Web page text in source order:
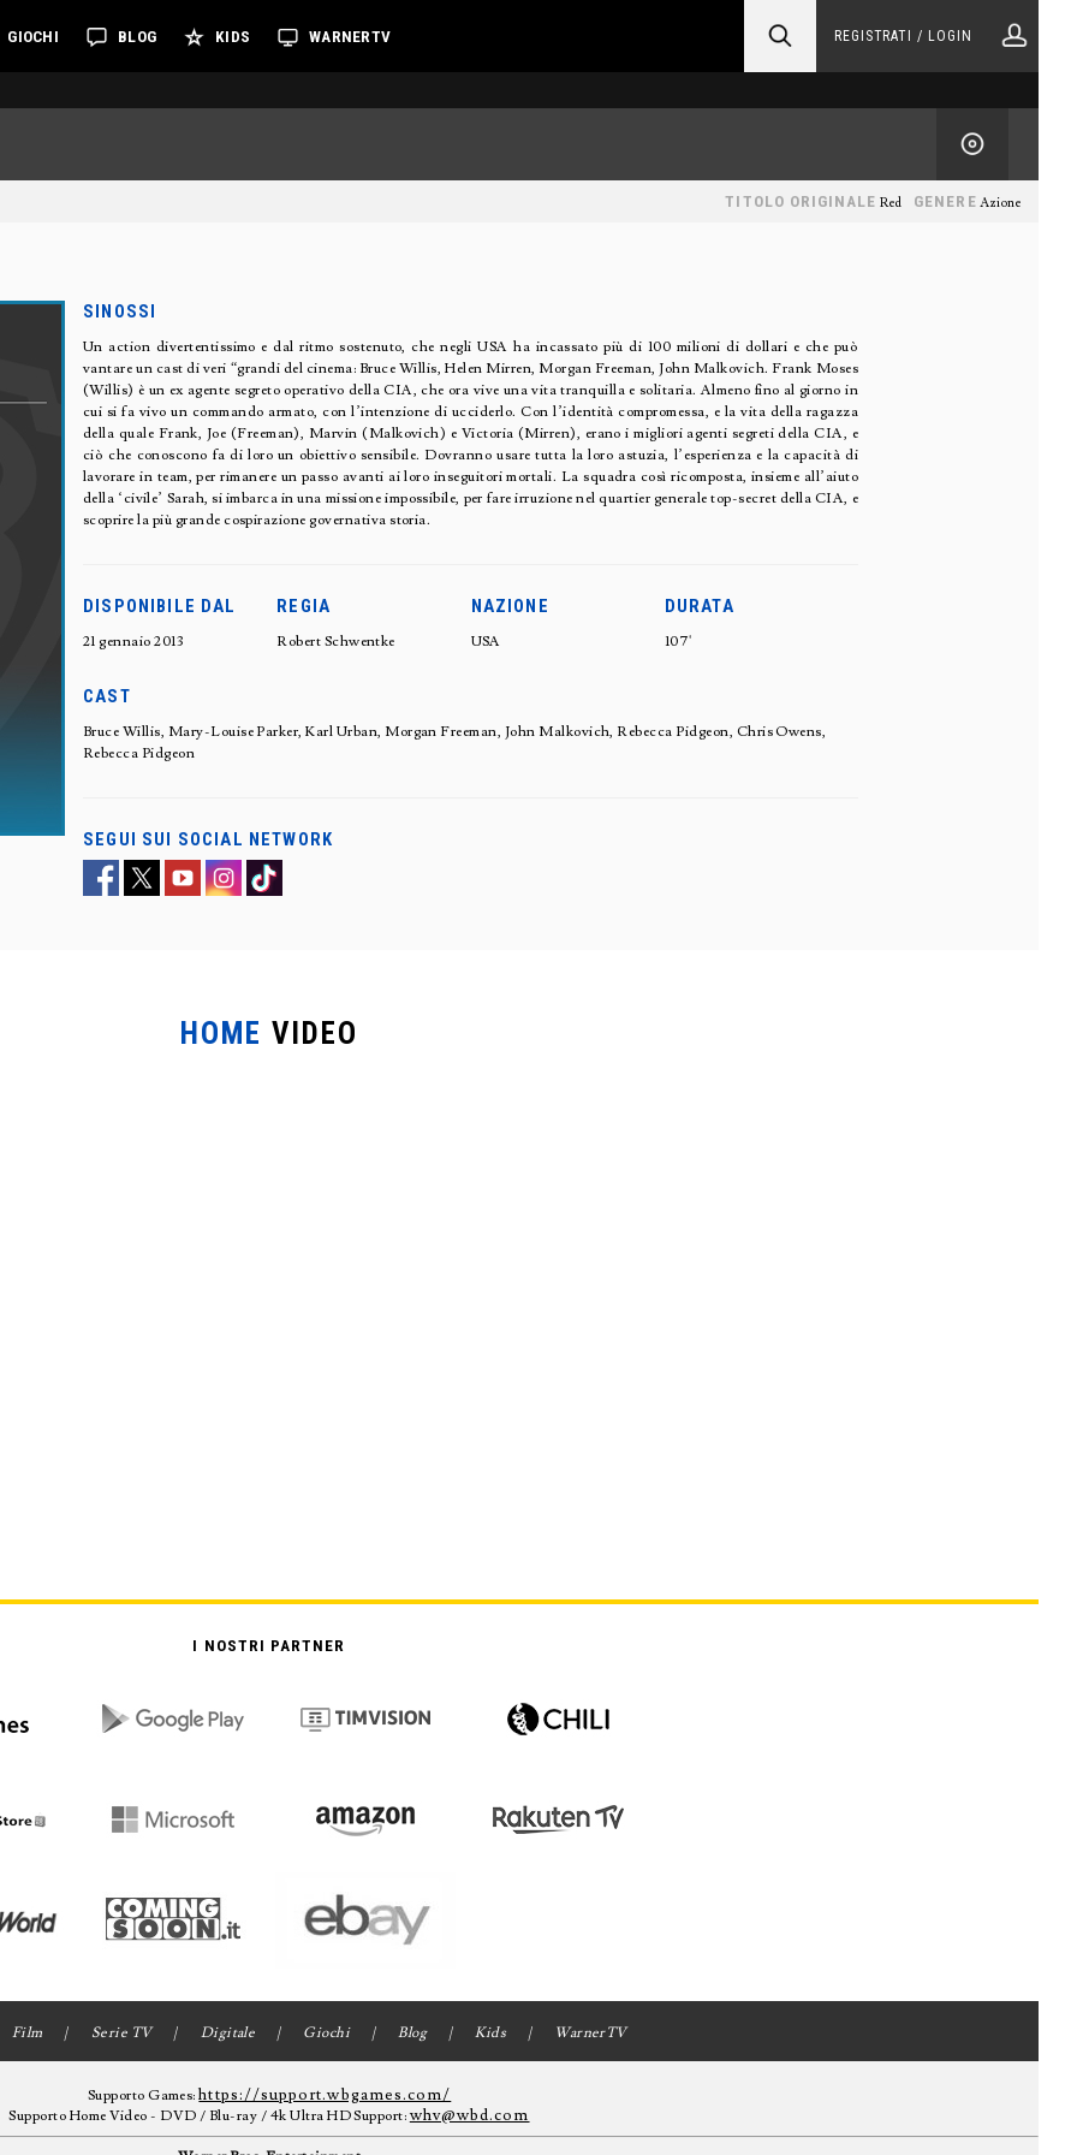
GIOCHI BLOG KIDS WARNERTV REGISTRATI / LOGIN
GENERE Azione
TITOLO ORIGINALE Red
SINOSSI
Un action divertentissimo e dal ritmo sostenuto, che negli USA ha incassato più di 100 milioni di dollari e che può
vantare un cast di veri “grandi del cinema: Bruce Willis, Helen Mirren, Morgan Freeman, John Malkovich. Frank Moses
(Willis) è un ex agente segreto operativo della CIA, che ora vive una vita tranquilla e solitaria. Almeno fino al giorno in
cui si fa vivo un commando armato, con l’intenzione di ucciderlo. Con l’identità compromessa, e la vita della ragazza
della quale Frank, Joe (Freeman), Marvin (Malkovich) e Victoria (Mirren), erano i migliori agenti segreti della CIA, e
ciò che conoscono fa di loro un obiettivo sensibile. Dovranno usare tutta la loro astuzia, l’esperienza e la capacità di
lavorare in team, per rimanere un passo avanti ai loro inseguitori mortali. La squadra così ricomposta, insieme all’aiuto
della ‘civile’ Sarah, si imbarca in una missione impossibile, per fare irruzione nel quartier generale top-secret della CIA, e
scoprire la più grande cospirazione governativa storia.
DISPONIBILE DAL
21 gennaio 2013
REGIA
Robert Schwentke
NAZIONE
USA
DURATA
107'
CAST
Bruce Willis, Mary-Louise Parker, Karl Urban, Morgan Freeman, John Malkovich, Rebecca Pidgeon, Chris Owens,
Rebecca Pidgeon
SEGUI SUI SOCIAL NETWORK
HOME VIDEO
I NOSTRI PARTNER
Film Serie TV Digitale Giochi Blog Kids WarnerTV
Supporto Games:https://support.wbgames.com/
Supporto Home Video - DVD / Blu-ray / 4k Ultra HD Support:whv@wbd.com